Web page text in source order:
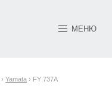
МЕНЮ
› Yamata › FY 737A